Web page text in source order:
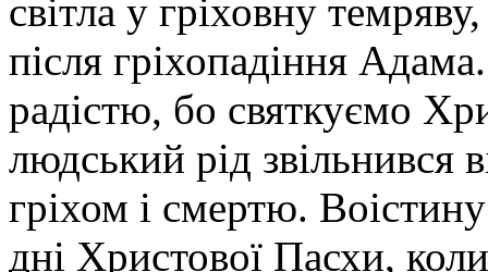
світла у гріховну
після гріхопадіння
радістю, бо святкуємо
людський рід звільнився
гріхом і смертю.
дні Христової Пасхи,